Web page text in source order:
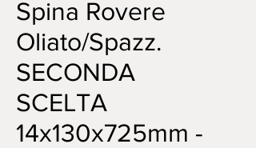
Spina Rovere
Oliato/Spazz.
SECONDA
SCELTA
14x130x725mm -